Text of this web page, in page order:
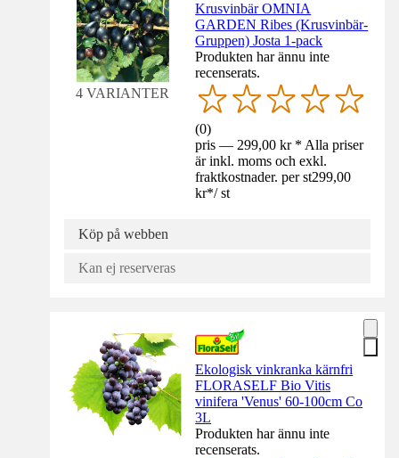
4 VARIANTER
Krusvinbär OMNIA
GARDEN Ribes (Krusvinbär-
Gruppen) Josta 1-pack
Produkten har ännu inte
recenserats.
(0)
pris — 299,00 kr * Alla priser
är inkl. moms och exkl.
fraktkostnader. per st299,00
kr*/ st
Köp på webben
Kan ej reserveras
Ekologisk vinkranka kärnfri
FLORASELF Bio Vitis
vinifera 'Venus' 60-100cm Co
3L
Produkten har ännu inte
recenserats.